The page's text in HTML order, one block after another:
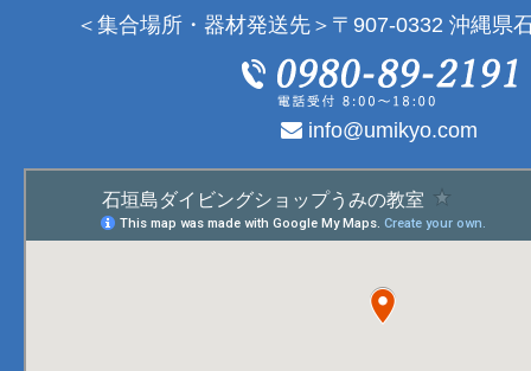
＜集合場所・器材発送先＞〒907-0332 沖縄県
info@umikyo.com